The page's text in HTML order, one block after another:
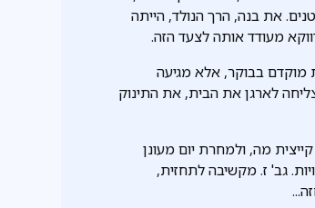
את בנה, הרך הנולד, הייתה
מעודד אותה לצעד הזה.
מוקדם בבוקר, אלא מגיעה
לארגן את הבית, את התינוק
מה, ולמחרת יום מעונן
גב' ז. מקשיבה לתחזית,